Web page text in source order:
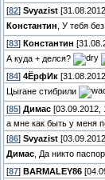
[82] Svyazist
Константин , У тебя
[83] Константин
А куда + делся?
[84] 4ЁрфИк
Цыгане стибрили
[85] Димас [03.09.2012,
а мне как быть у меня
[86] Svyazist
Димас , Да никто
[87] BARMALEY86